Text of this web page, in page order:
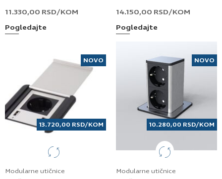
11.330,00 RSD/KOM
Pogledajte
14.150,00 RSD/KOM
Pogledajte
NOVO
13.720,00 RSD/KOM
Modularne utičnice
NOVO
10.280,00 RSD/KOM
Modularne utičnice